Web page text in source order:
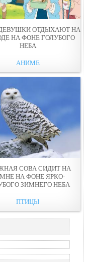
ДЕВУШКИ ОТДЫХАЮТ НА
НА ФОНЕ ГОЛУБОГО
НЕБА
АНИМЕ
СОВА СИДИТ НА
НА ФОНЕ ЯРКО-
ЗИМНЕГО НЕБА
ПТИЦЫ